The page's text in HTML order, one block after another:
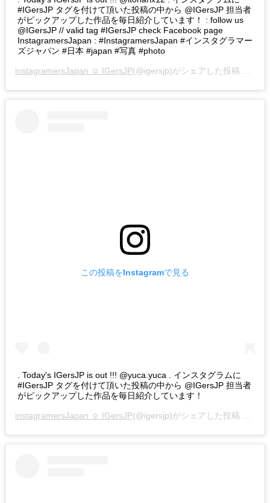
#IGersJP タグを付けて頂いた投稿の中から @IGersJP 担当者
がピックアップした作品を毎日紹介しています！ : follow us
@IGersJP // valid tag #IGersJP check Facebook page
InstagramersJapan : #InstagramersJapan #インスタグラマー
ズジャパン #日本 #japan #写真 #photo
instagramersJapan ☺︎ IGersJP(@igersjp)がシェアした投稿 –
この投稿をInstagramで見る
. Today's IGersJP is out !!! @yuca.yuca . インスタグラムに
#IGersJP タグを付けて頂いた投稿の中から @IGersJP 担当者
がピックアップした作品を毎日紹介しています！
instagramersJapan ☺︎ IGersJP(@igersjp)がシェアした投稿 –